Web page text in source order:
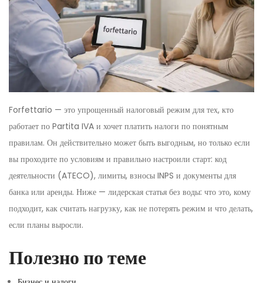
Forfettario — это упрощенный налоговый режим для тех, кто
работает по Partita IVA и хочет платить налоги по понятным
правилам. Он действительно может быть выгодным, но только если
вы проходите по условиям и правильно настроили старт: код
деятельности (ATECO), лимиты, взносы INPS и документы для
банка или аренды. Ниже — лидерская статья без воды: что это, кому
подходит, как считать нагрузку, как не потерять режим и что делать,
если планы выросли.
Полезно по теме